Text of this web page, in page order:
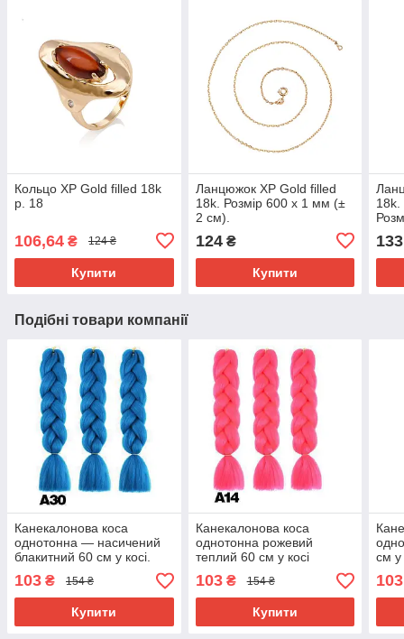
Кольцо ХР Gold filled 18k
р. 18
106,64 ₴ 124 ₴
Купити
Ланцюжок ХР Gold filled
18k. Розмір 600 х 1 мм (±
2 см).
124₴
Купити
18k.
133
Подібні товари компанії
Канекалонова коса
однотонна — насичений
блакитний 60 см у косі.
Термостійкий. А30
103 ₴ 154 ₴
Купити
Канекалонова коса
однотонна рожевий
теплий 60 см у косі
Термостійкий А14
103₴ 154 ₴
Купити
см у
А29
103